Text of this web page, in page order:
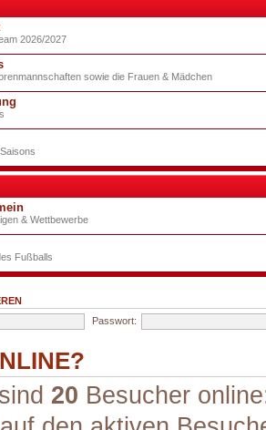
2026/2027
sowie die Frauen & Mädchen
& Wettbewerbe
Fußballs
Passwort:
20 Besucher